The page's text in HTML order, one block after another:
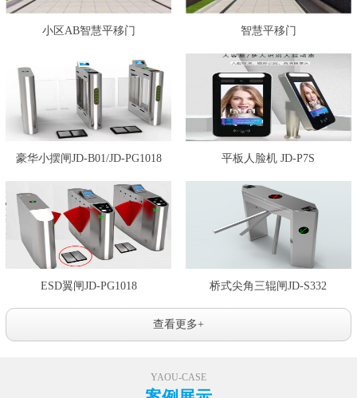
小区AB智慧平移门 智慧平移门
豪华小摆闸JD-B01/JD-PG1018 平板人脸机 JD-P7S
ESD翼闸JD-PG1018 桥式尖角三辊闸JD-S332
查看更多+
YAOU-CASE